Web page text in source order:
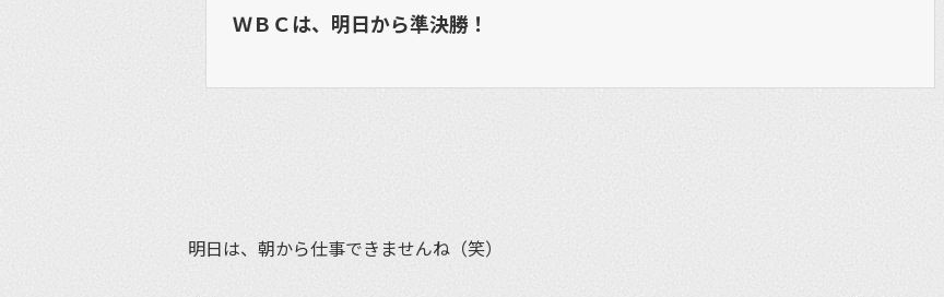
ＷＢＣは、明日から準決勝！
明日は、朝から仕事できませんね（笑）